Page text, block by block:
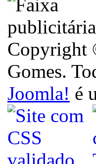
Copyright
Gomes.
Joomla! é